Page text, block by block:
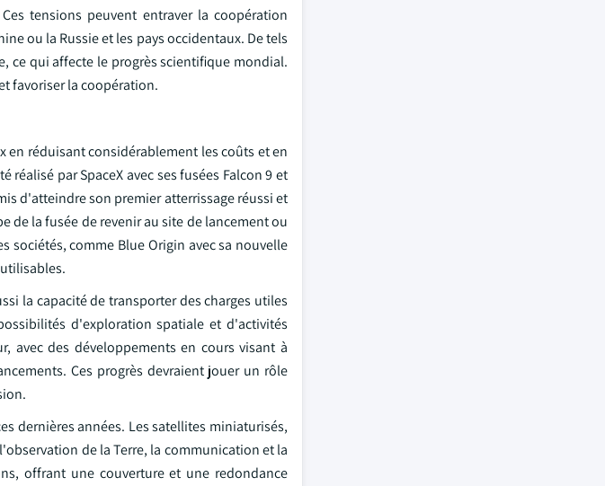
tensions peuvent entraver la coopération
ou la Russie et les pays occidentaux. De tels
ce qui affecte le progrès scientifique mondial.
favoriser la coopération.
en réduisant considérablement les coûts et en
par SpaceX avec ses fusées Falcon 9 et
d'atteindre son premier atterrissage réussi et
de la fusée de revenir au site de lancement ou
comme Blue Origin avec sa nouvelle
la capacité de transporter des charges utiles
d'exploration spatiale et d'activités
avec des développements en cours visant à
Ces progrès devraient jouer un rôle
dernières années. Les satellites miniaturisés,
de la Terre, la communication et la
offrant une couverture et une redondance